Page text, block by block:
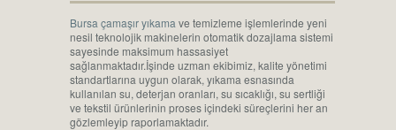
Bursa çamaşır yıkama ve temizleme işlemlerinde yeni
nesil teknolojik makinelerin otomatik dozajlama sistemi
sayesinde maksimum hassasiyet
sağlanmaktadır.İşinde uzman ekibimiz, kalite yönetimi
standartlarına uygun olarak, yıkama esnasında
kullanılan su, deterjan oranları, su sıcaklığı, su sertliği
ve tekstil ürünlerinin proses içindeki süreçlerini her an
gözlemleyip raporlamaktadır.